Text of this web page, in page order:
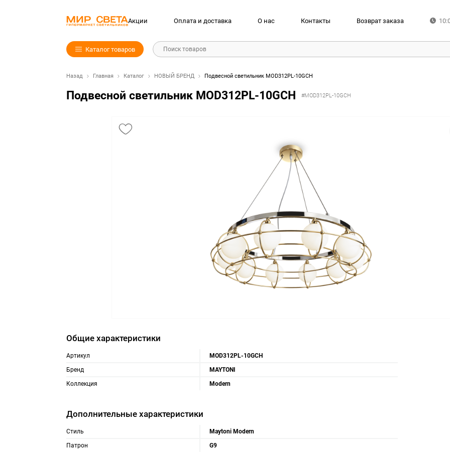
Акции Оплата и доставка О нас Контакты Возврат заказа
Каталог товаров Поиск товаров
Назад Главная Каталог НОВЫЙ БРЕНД Подвесной светильник MOD312PL-10GCH
Подвесной светильник MOD312PL-10GCH #MOD312PL-10GCH
Общие характеристики
Артикул
MOD312PL-10GCH
Бренд
MAYTONI
Коллекция
Modern
Дополнительные характеристики
Стиль
Maytoni Modern
Патрон
G9